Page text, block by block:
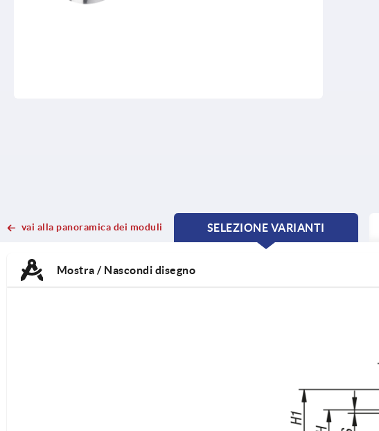
vai alla panoramica dei moduli
SELEZIONE VARIANTI
CURRENT
CURRENT
Mostra / Nascondi disegno